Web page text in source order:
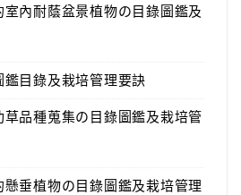
內耐蔭盆景植物の目錄圖鑑及
目錄及栽培管理要訣
品種蒐集の目錄圖鑑及栽培管
垂植物の目錄圖鑑及栽培管理